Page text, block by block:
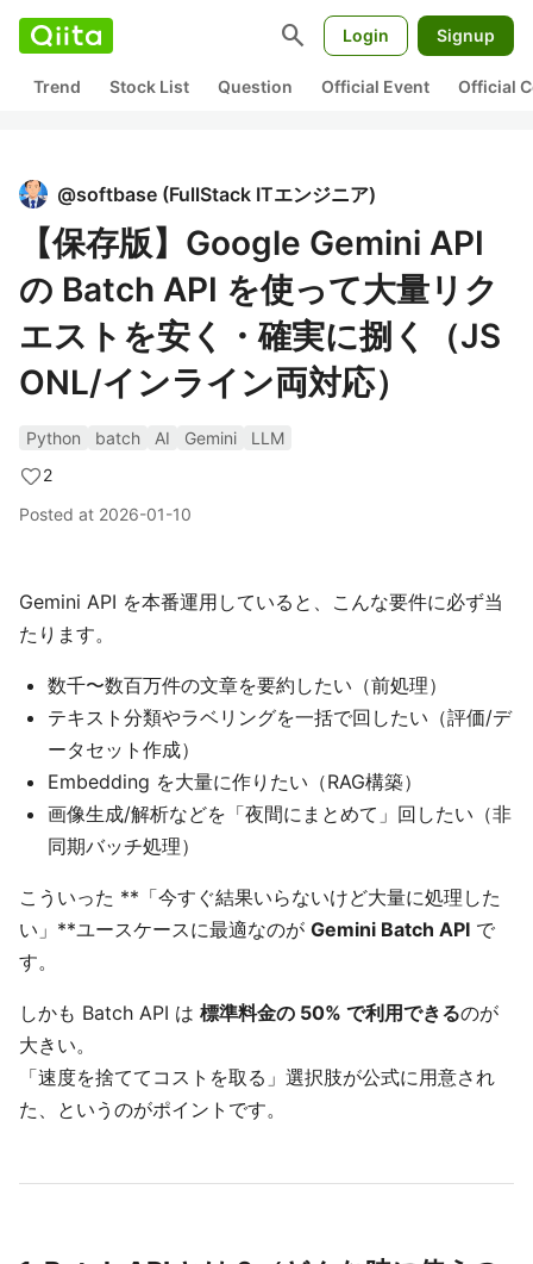
search Login Signup
Trend Stock List Question Official Event Official
@softbase (FullStack ITエンジニア)
【保存版】Google Gemini API
の Batch API を使って大量リク
エストを安く・確実に捌く（JS
ONL/インライン両対応）
Python batch AI Gemini
LLM
2
Posted at 2026-01-10
Gemini API を本番運用していると、こんな要件に必ず当
たります。
数千〜数百万件の文章を要約したい（前処理）
テキスト分類やラベリングを一括で回したい（評価/デ
ータセット作成）
Embedding を大量に作りたい（RAG構築）
画像生成/解析などを「夜間にまとめて」回したい（非
同期バッチ処理）
こういった **「今すぐ結果いらないけど大量に処理した
い」**ユースケースに最適なのが Gemini Batch API で
す。
しかも Batch API は 標準料金の 50% で利用できるのが
大きい。
「速度を捨ててコストを取る」選択肢が公式に用意され
た、というのがポイントです。